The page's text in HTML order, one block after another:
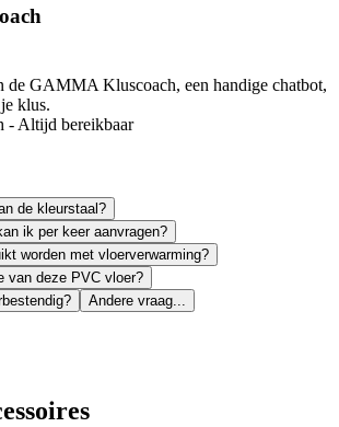
de GAMMA Kluscoach, een handige chatbot,
klus.
Altijd bereikbaar
de kleurstaal?
ik per keer aanvragen?
worden met vloerverwarming?
van deze PVC vloer?
Andere vraag...